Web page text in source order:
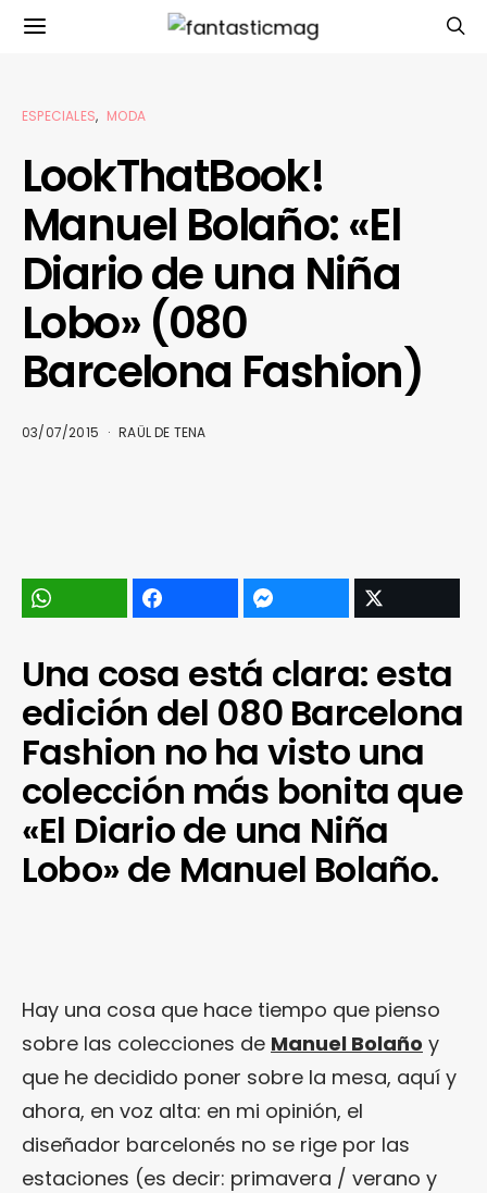
ESPECIALES MODA
LookThatBook!
Manuel Bolaño: «El
Diario de una Niña
Lobo» (080
Barcelona Fashion)
03/07/2015 RAÜL DE TENA
Una cosa está clara: esta
edición del 080 Barcelona
Fashion no ha visto una
colección más bonita que
«El Diario de una Niña
Lobo» de Manuel Bolaño.
Hay una cosa que hace tiempo que pienso
sobre las colecciones de Manuel Bolaño y
que he decidido poner sobre la mesa, aquí y
ahora, en voz alta: en mi opinión, el
diseñador barcelonés no se rige por las
estaciones (es decir: primavera / verano y